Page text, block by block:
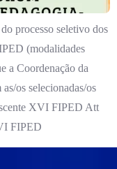
processo seletivo dos
(modalidades
a Coordenação da
os selecionadas/os
XVI FIPED Att
FIPED